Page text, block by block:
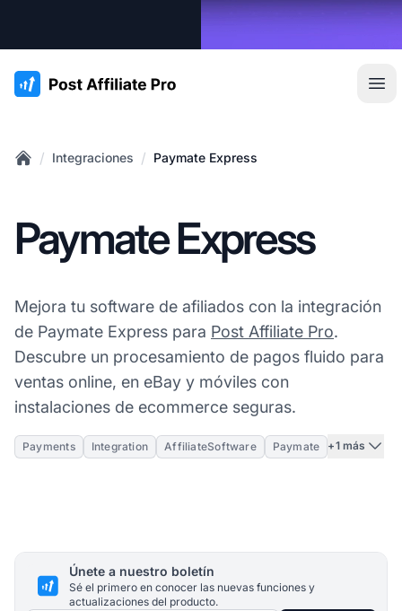
:site.title
/ Integraciones / Paymate Express
Paymate Express
Mejora tu software de afiliados con la integración
de Paymate Express para Post Affiliate Pro.
Descubre un procesamiento de pagos fluido para
ventas online, en eBay y móviles con
instalaciones de ecommerce seguras.
Payments Integration AffiliateSoftware Paymate +1 más
Únete a nuestro boletín
Sé el primero en conocer las nuevas funciones y
actualizaciones del producto.